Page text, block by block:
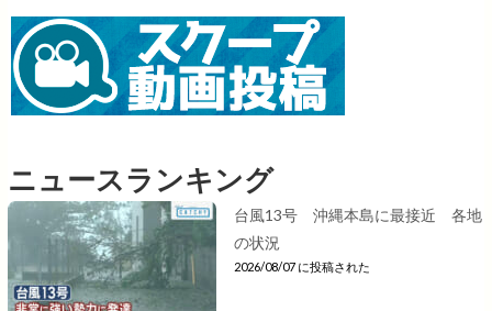
ニュースランキング
台風13号 沖縄本島に最接近 各地
の状況
2026/08/07 に投稿された